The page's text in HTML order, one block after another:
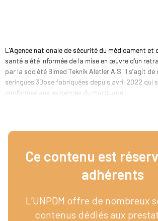
L’Agence nationale de sécurité du médicament et
santé a été informée de la mise en œuvre d’un
par la société Bimed Teknik Aletler A.S. Il s’agit
seringues 3Dose fabriquées depuis avril 2022 qui
conformes aux exigences du marquage...
Ce contenu est
adhérents​
L’UNPDM offre de nombreux
contenus dédiés aux